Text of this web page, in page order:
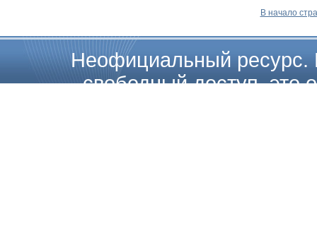
В начало
Неофициальный ресурс.
свободный доступ, это